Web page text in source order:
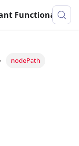
Eggplant Functionalのドキュメンテーション
nodePath